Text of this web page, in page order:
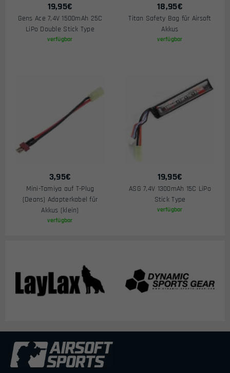
19,95€
Gens Ace 7,4V 1500mAh 25C
LiPo Double Stick Type
verfügbar
18,95€
Titan Safety Bag für Airsoft
Akkus
verfügbar
3,95€
Mini-Tamiya auf T-Plug
(Deans) Adapterkabel für
Akkus (klein)
verfügbar
19,95€
ASG 7,4V 1300mAh 15C LiPo
Stick Type
verfügbar